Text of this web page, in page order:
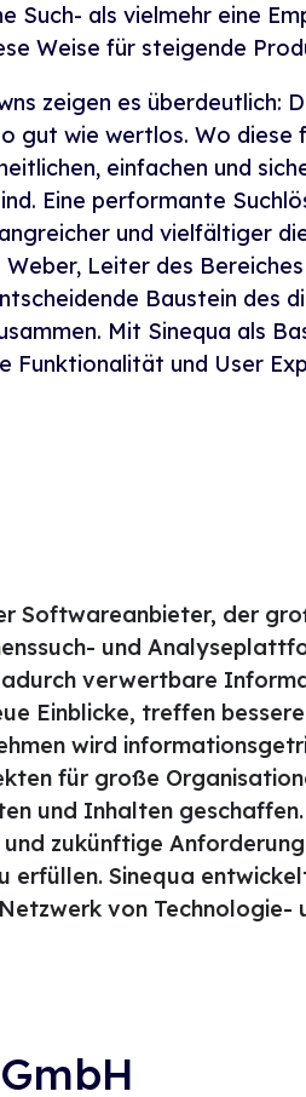
Such- als vielmehr eine
Weise für steigende
zeigen es überdeutlich:
gut wie wertlos. Wo diese
einfachen und
Eine performante
und vielfältiger
Leiter des
Baustein des
Mit Sinequa als
Funktionalität und User
Softwareanbieter, der
und
verwertbare
Einblicke, treffen
wird
für große
und Inhalten
zukünftige
Sinequa
von Technologie-